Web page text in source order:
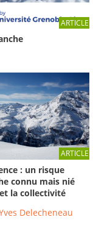
dans une avalanche
ARTICLE
ARTICLE
: un risque
connu mais nié
la collectivité
Delecheneau